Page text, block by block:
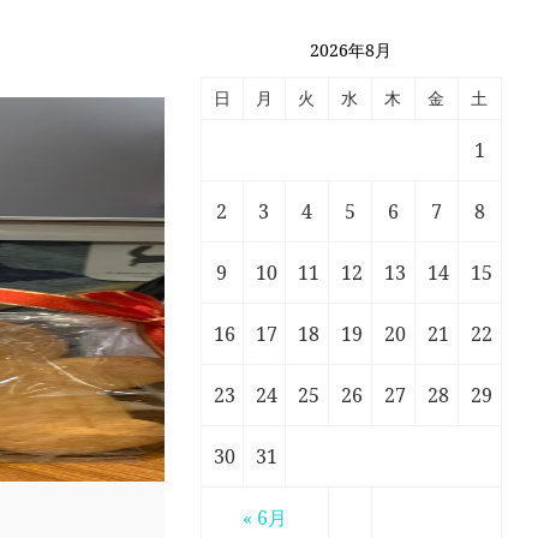
2026年8月
日 月 火 水 木 金 土
« 6月
1
2 3 4 5 6 7 8
9 10 11 12 13 14 15
16 17 18 19 20 21 22
23 24 25 26 27 28 29
30 31